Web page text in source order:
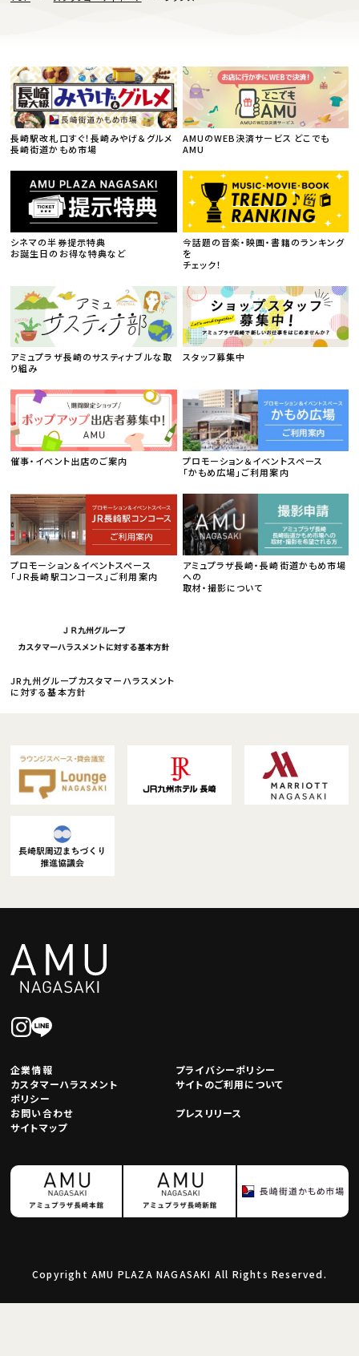
長崎駅改札口すぐ！長崎みやげ＆グルメ
長崎街道かもめ市場
AMUのWEB決済サービス どこでも
AMU
シネマの半券提示特典
お誕生日のお得な特典など
今話題の音楽・映画・書籍のランキング
を
チェック！
アミュプラザ長崎のサスティナブルな取
り組み
スタッフ募集中
催事・イベント出店のご案内
プロモーション＆イベントスペース
「かもめ広場」ご利用案内
プロモーション＆イベントスペース
「ＪＲ長崎駅コンコース」ご利用案内
アミュプラザ長崎・長崎街道かもめ市場
への
取材・撮影について
JR九州グループカスタマーハラスメント
に対する基本方針
企業情報
プライバシーポリシー
カスタマーハラスメント
ポリシー
サイトのご利用について
お問い合わせ
プレスリリース
サイトマップ
Copyright AMU PLAZA NAGASAKI All Rights Reserved.